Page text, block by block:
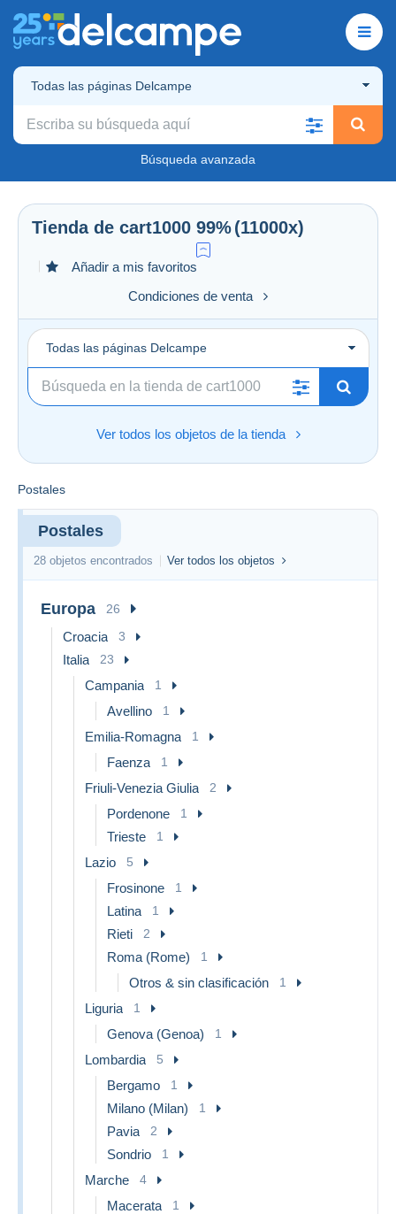
Todas las páginas Delcampe
Búsqueda avanzada
Tienda de cart1000 99%(11000x)
Añadir a mis favoritos
Condiciones de venta
Todas las páginas Delcampe
Ver todos los objetos de la tienda
Postales
Postales
28 objetos encontrados Ver todos los objetos
Europa 26
Croacia 3
Italia 23
Campania 1
Avellino 1
Emilia-Romagna 1
Faenza 1
Friuli-Venezia Giulia 2
Pordenone 1
Trieste 1
Lazio 5
Frosinone 1
Latina 1
Rieti 2
Roma (Rome) 1
Otros & sin clasificación 1
Liguria 1
Genova (Genoa) 1
Lombardia 5
Bergamo 1
Milano (Milan) 1
Pavia 2
Sondrio 1
Marche 4
Macerata 1